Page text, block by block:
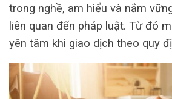
trong nghề, am hiểu và nắm
liên quan đến pháp luật. Từ đó
yên tâm khi giao dịch theo quy